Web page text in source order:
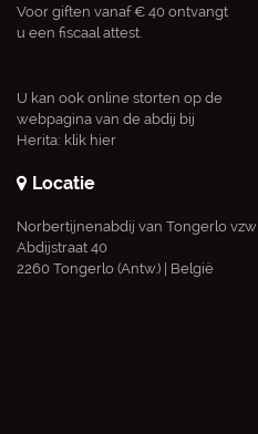
Voor giften vanaf € 40 ontvangt
u een fiscaal attest.
U kan ook online storten op de
webpagina van de abdij bij
Herita: klik hier
Locatie
Norbertijnenabdij van Tongerlo vzw
Abdijstraat 40
2260 Tongerlo (Antw.) | België